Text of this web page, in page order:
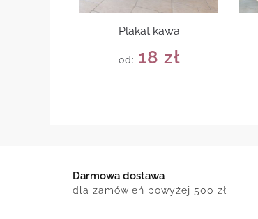
Plakat kawa
od: 18 zł
Darmowa dostawa
dla zamówień powyżej 500 zł